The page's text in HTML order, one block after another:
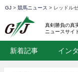
GJ > 競馬ニュース > レッドル
真剣勝負の真
ニュースサイ
新着記事 イン